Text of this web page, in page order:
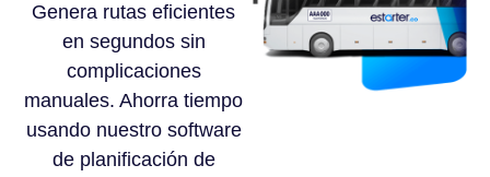
Genera rutas eficientes
en segundos sin
complicaciones
manuales. Ahorra tiempo
usando nuestro software
de planificación de